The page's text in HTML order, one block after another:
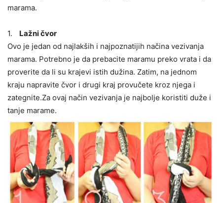
marama.
1.
Lažni čvor
Ovo je jedan od najlakših i najpoznatijih načina vezivanja
marama. Potrebno je da prebacite maramu preko vrata i da
proverite da li su krajevi istih dužina. Zatim, na jednom
kraju napravite čvor i drugi kraj provučete kroz njega i
zategnite.Za ovaj način vezivanja je najbolje koristiti duže i
tanje marame.